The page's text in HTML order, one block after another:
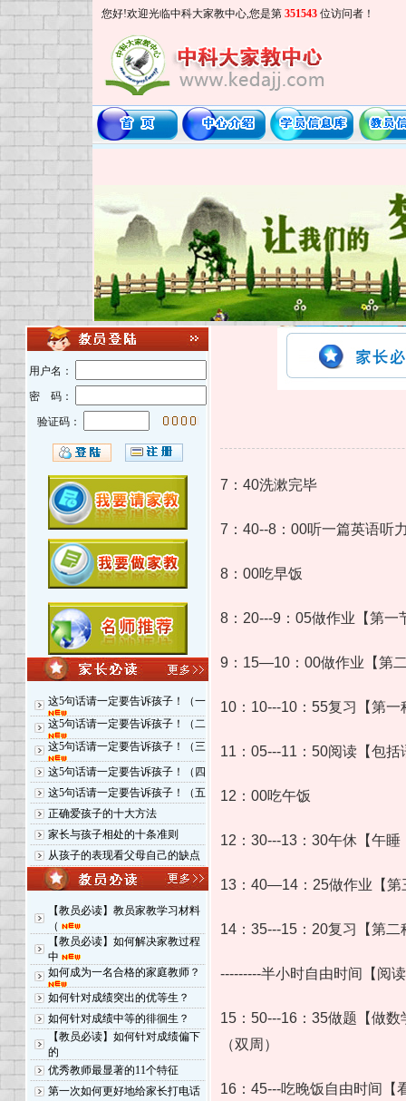
您好!欢迎光临中科大家教中心,您是第 351543 位访问者！
用户名：
密 码：
验证码：
这5句话请一定要告诉孩子！（一
这5句话请一定要告诉孩子！（二
这5句话请一定要告诉孩子！（三
这5句话请一定要告诉孩子！（四
这5句话请一定要告诉孩子！（五
正确爱孩子的十大方法
家长与孩子相处的十条准则
从孩子的表现看父母自己的缺点
【教员必读】教员家教学习材料
（
【教员必读】如何解决家教过程
中
如何成为一名合格的家庭教师？
如何针对成绩突出的优等生？
如何针对成绩中等的徘徊生？
【教员必读】如何针对成绩偏下
的
优秀教师最显著的11个特征
第一次如何更好地给家长打电话
7：40洗漱完毕
7：40--8：00听一篇英语听
8：00吃早饭
8：20---9：05做作业【第一
9：15—10：00做作业【第
10：10---10：55复习【第一
11：05---11：50阅读【包
12：00吃午饭
12：30---13：30午休【午
13：40—14：25做作业【第
14：35---15：20复习【第二
---------半小时自由时间【阅
15：50---16：35做题【做
（双周）
16：45---吃晚饭自由时间